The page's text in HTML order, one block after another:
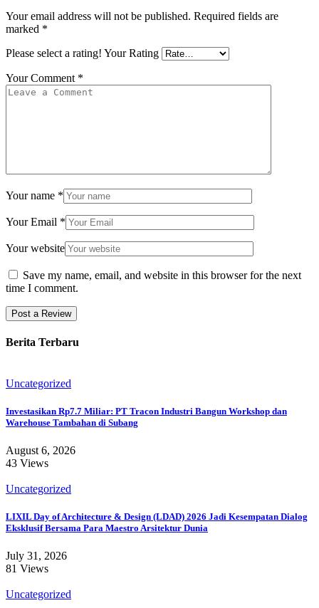
Your email address will not be published. Required fields are
marked *
Please select a rating! Your Rating
Your Comment *
Your name *
Your Email *
Your website
Save my name, email, and website in this browser for the next
time I comment.
Berita Terbaru
Uncategorized
Investasikan Rp7.7 Miliar: PT Tracon Industri Bangun Workshop dan
Warehouse Tambahan di Subang
August 6, 2026
43 Views
Uncategorized
LIXIL Day of Architecture & Design (LDAD) 2026 Jadi Kesempatan Dialog
Eksklusif Bersama Para Maestro Arsitektur Dunia
July 31, 2026
81 Views
Uncategorized